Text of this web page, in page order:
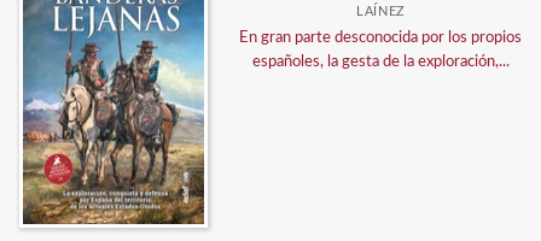
LAÍNEZ
En gran parte desconocida por los propios
españoles, la gesta de la exploración,...